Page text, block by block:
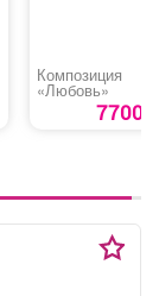
Композиция
«Любовь»
7700